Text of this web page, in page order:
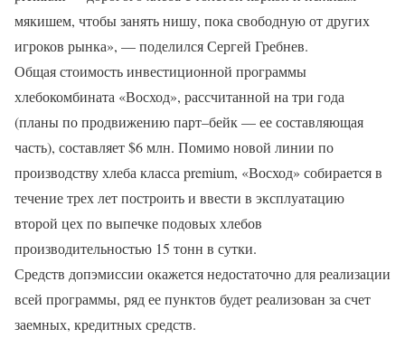
мякишем, чтобы занять нишу, пока свободную от других
игроков рынка», — поделился Сергей Гребнев.
Общая стоимость инвестиционной программы
хлебокомбината «Восход», рассчитанной на три года
(планы по продвижению парт–бейк — ее составляющая
часть), составляет $6 млн. Помимо новой линии по
производству хлеба класса premium, «Восход» собирается в
течение трех лет построить и ввести в эксплуатацию
второй цех по выпечке подовых хлебов
производительностью 15 тонн в сутки.
Средств допэмиссии окажется недостаточно для реализации
всей программы, ряд ее пунктов будет реализован за счет
заемных, кредитных средств.